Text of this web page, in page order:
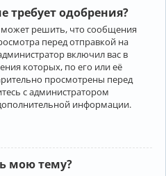
требует одобрения?
решить, что сообщения
перед отправкой на
включил вас в
которых, по его или её
просмотрены перед
с администратором
информации.
мою тему?